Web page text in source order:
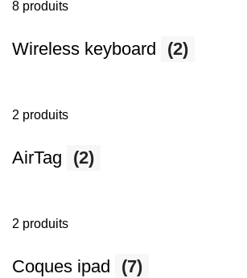
8 produits
Wireless keyboard (2)
2 produits
AirTag (2)
2 produits
Coques ipad (7)